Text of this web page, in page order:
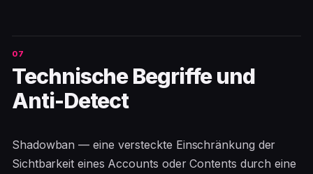
Technische Begriffe und
Anti-Detect
Shadowban — eine versteckte Einschränkung der
Sichtbarkeit eines Accounts oder Contents durch eine